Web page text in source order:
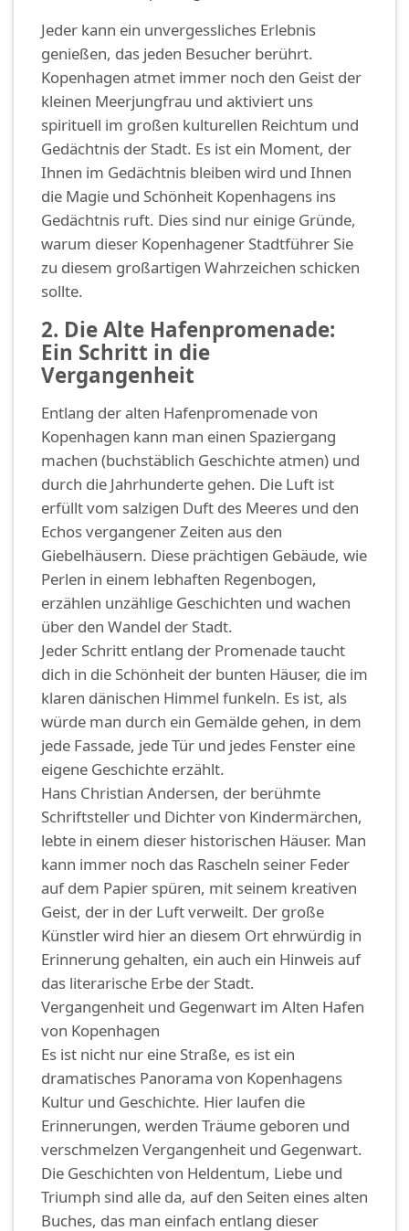
Jeder kann ein unvergessliches Erlebnis
genießen, das jeden Besucher berührt.
Kopenhagen atmet immer noch den Geist der
kleinen Meerjungfrau und aktiviert uns
spirituell im großen kulturellen Reichtum und
Gedächtnis der Stadt. Es ist ein Moment, der
Ihnen im Gedächtnis bleiben wird und Ihnen
die Magie und Schönheit Kopenhagens ins
Gedächtnis ruft. Dies sind nur einige Gründe,
warum dieser Kopenhagener Stadtführer Sie
zu diesem großartigen Wahrzeichen schicken
sollte.
2. Die Alte Hafenpromenade:
Ein Schritt in die
Vergangenheit
Entlang der alten Hafenpromenade von
Kopenhagen kann man einen Spaziergang
machen (buchstäblich Geschichte atmen) und
durch die Jahrhunderte gehen. Die Luft ist
erfüllt vom salzigen Duft des Meeres und den
Echos vergangener Zeiten aus den
Giebelhäusern. Diese prächtigen Gebäude, wie
Perlen in einem lebhaften Regenbogen,
erzählen unzählige Geschichten und wachen
über den Wandel der Stadt.
Jeder Schritt entlang der Promenade taucht
dich in die Schönheit der bunten Häuser, die im
klaren dänischen Himmel funkeln. Es ist, als
würde man durch ein Gemälde gehen, in dem
jede Fassade, jede Tür und jedes Fenster eine
eigene Geschichte erzählt.
Hans Christian Andersen, der berühmte
Schriftsteller und Dichter von Kindermärchen,
lebte in einem dieser historischen Häuser. Man
kann immer noch das Rascheln seiner Feder
auf dem Papier spüren, mit seinem kreativen
Geist, der in der Luft verweilt. Der große
Künstler wird hier an diesem Ort ehrwürdig in
Erinnerung gehalten, ein auch ein Hinweis auf
das literarische Erbe der Stadt.
Vergangenheit und Gegenwart im Alten Hafen
von Kopenhagen
Es ist nicht nur eine Straße, es ist ein
dramatisches Panorama von Kopenhagens
Kultur und Geschichte. Hier laufen die
Erinnerungen, werden Träume geboren und
verschmelzen Vergangenheit und Gegenwart.
Die Geschichten von Heldentum, Liebe und
Triumph sind alle da, auf den Seiten eines alten
Buches, das man einfach entlang dieser